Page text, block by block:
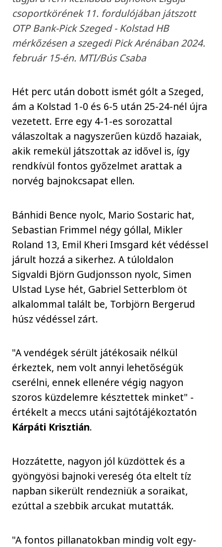
csoportkörének 11. fordulójában játszott
OTP Bank-Pick Szeged - Kolstad HB
mérkőzésen a szegedi Pick Arénában 2024.
február 15-én. MTI/Bús Csaba
Hét perc után dobott ismét gólt a Szeged,
ám a Kolstad 1-0 és 6-5 után 25-24-nél újra
vezetett. Erre egy 4-1-es sorozattal
válaszoltak a nagyszerűen küzdő hazaiak,
akik remekül játszottak az idővel is, így
rendkívül fontos győzelmet arattak a
norvég bajnokcsapat ellen.
Bánhidi Bence nyolc, Mario Sostaric hat,
Sebastian Frimmel négy góllal, Mikler
Roland 13, Emil Kheri Imsgard két védéssel
járult hozzá a sikerhez. A túloldalon
Sigvaldi Björn Gudjonsson nyolc, Simen
Ulstad Lyse hét, Gabriel Setterblom öt
alkalommal talált be, Torbjörn Bergerud
húsz védéssel zárt.
"A vendégek sérült játékosaik nélkül
érkeztek, nem volt annyi lehetőségük
cserélni, ennek ellenére végig nagyon
szoros küzdelemre késztettek minket" -
értékelt a meccs utáni sajtótájékoztatón
Kárpáti Krisztián.
Hozzátette, nagyon jól küzdöttek és a
gyöngyösi bajnoki vereség óta eltelt tíz
napban sikerült rendezniük a soraikat,
ezúttal a szebbik arcukat mutatták.
"A fontos pillanatokban mindig volt egy-